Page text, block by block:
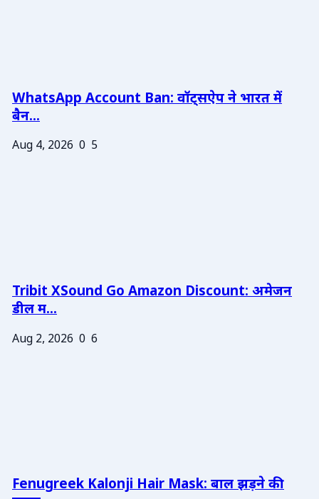
WhatsApp Account Ban: वॉट्सऐप ने भारत में
बैन...
Aug 4, 2026 0 5
Tribit XSound Go Amazon Discount: अमेजन
डील म...
Aug 2, 2026 0 6
Fenugreek Kalonji Hair Mask: बाल झड़ने की